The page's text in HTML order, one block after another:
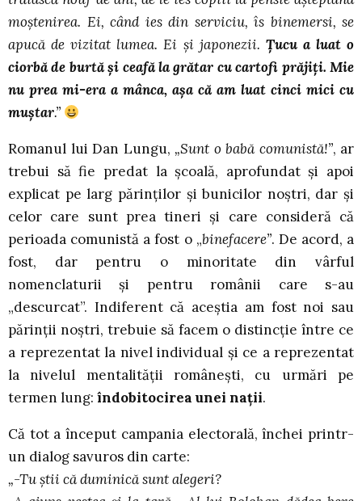
moştenirea. Ei, când ies din serviciu, îs binemersi, se
apucă de vizitat lumea. Ei şi japonezii. Ţucu a luat o
ciorbă de burtă şi ceafă la grătar cu cartofi prăjiţi. Mie
nu prea mi-era a mânca, aşa că am luat cinci mici cu
muştar.”
Romanul lui Dan Lungu, „Sunt o babă comunistă!”, ar
trebui să fie predat la şcoală, aprofundat şi apoi
explicat pe larg părinţilor şi bunicilor noştri, dar şi
celor care sunt prea tineri şi care consideră că
perioada comunistă a fost o „binefacere”. De acord, a
fost, dar pentru o minoritate din vârful
nomenclaturii şi pentru românii care s-au
„descurcat”. Indiferent că aceştia am fost noi sau
părinţii noştri, trebuie să facem o distincţie între ce
a reprezentat la nivel individual şi ce a reprezentat
la nivelul mentalităţii româneşti, cu urmări pe
termen lung: îndobitocirea unei naţii.
Că tot a început campania electorală, închei printr-
un dialog savuros din carte:
„-Tu ştii că duminică sunt alegeri?